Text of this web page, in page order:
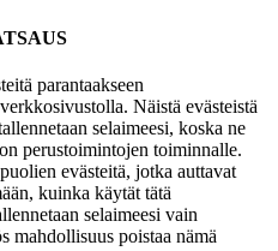
parantaakseen
Näistä evästeistä
selaimeesi, koska ne
perustoimintojen toiminnalle.
evästeitä, jotka auttavat
kuinka käytät tätä
selaimeesi vain
mahdollisuus poistaa nämä